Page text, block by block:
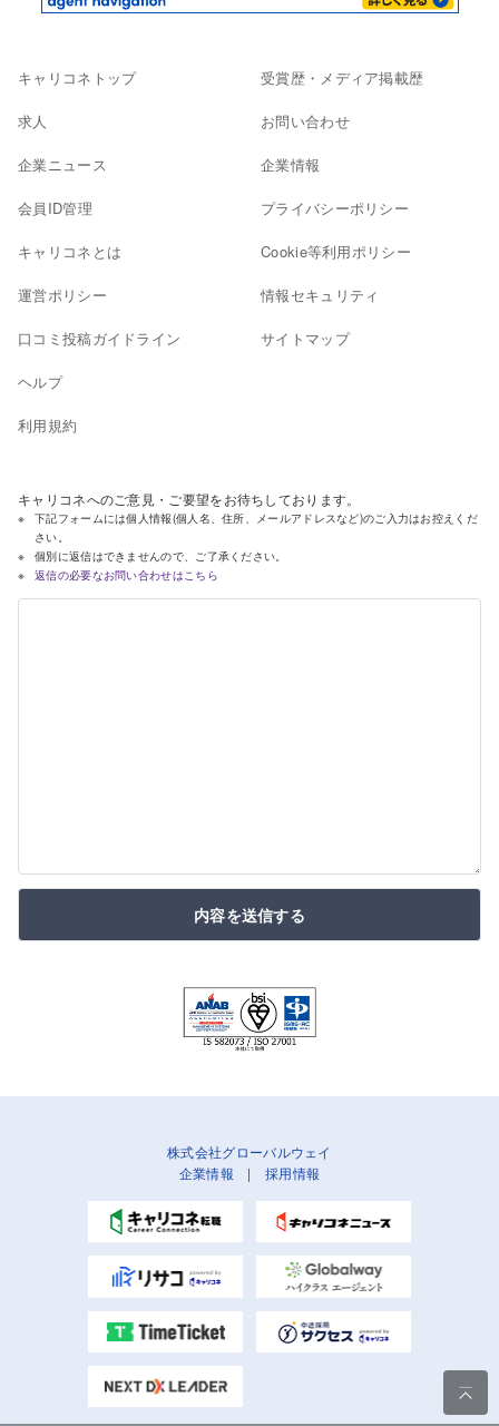
キャリコネトップ
求人
企業ニュース
会員ID管理
キャリコネとは
運営ポリシー
口コミ投稿ガイドライン
ヘルプ
利用規約
受賞歴・メディア掲載歴
お問い合わせ
企業情報
プライバシーポリシー
Cookie等利用ポリシー
情報セキュリティ
サイトマップ
キャリコネへのご意見・ご要望をお待ちしております。
下記フォームには個人情報(個人名、住所、メールアドレスなど)のご入力はお控えくだ
さい。
個別に返信はできませんので、ご了承ください。
返信の必要なお問い合わせはこちら
内容を送信する
株式会社グローバルウェイ
企業情報 | 採用情報
